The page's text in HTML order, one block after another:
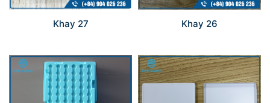
Khay 27 Khay 26